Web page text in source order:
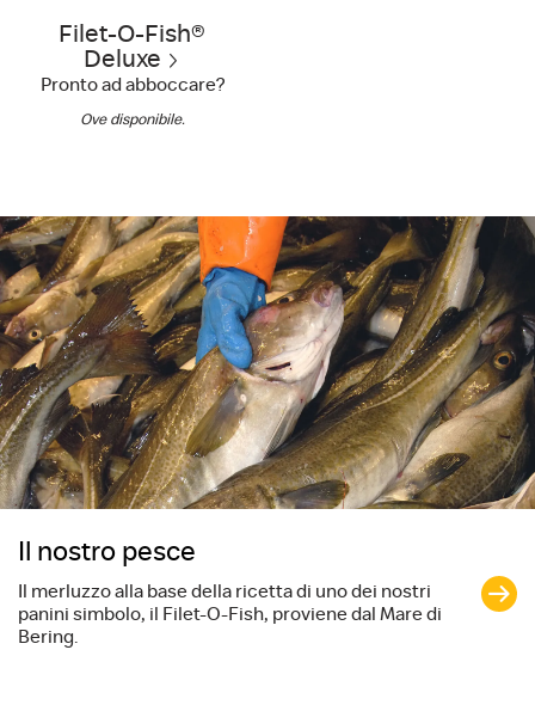
Filet-O-Fish®
Deluxe
Pronto ad abboccare?
Ove disponibile.
Il nostro pesce
Il merluzzo alla base della ricetta di uno dei nostri
panini simbolo, il Filet-O-Fish, proviene dal Mare di
Bering.